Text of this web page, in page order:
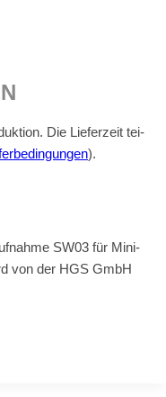
Die Lie­fer­zeit tei­
).
SW03 für Mi­ni­
von der HGS GmbH